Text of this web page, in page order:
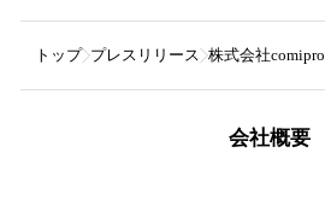
トップ プレスリリース 株式会社comipro
会社概要